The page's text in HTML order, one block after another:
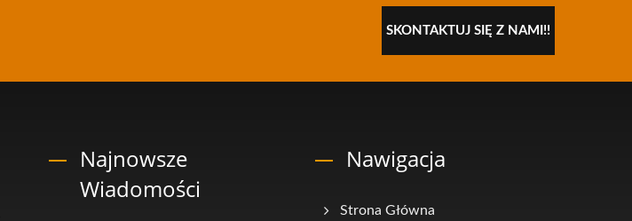
SKONTAKTUJ SIĘ Z NAMI!!
Najnowsze
Wiadomości
Nawigacja
Strona Główna